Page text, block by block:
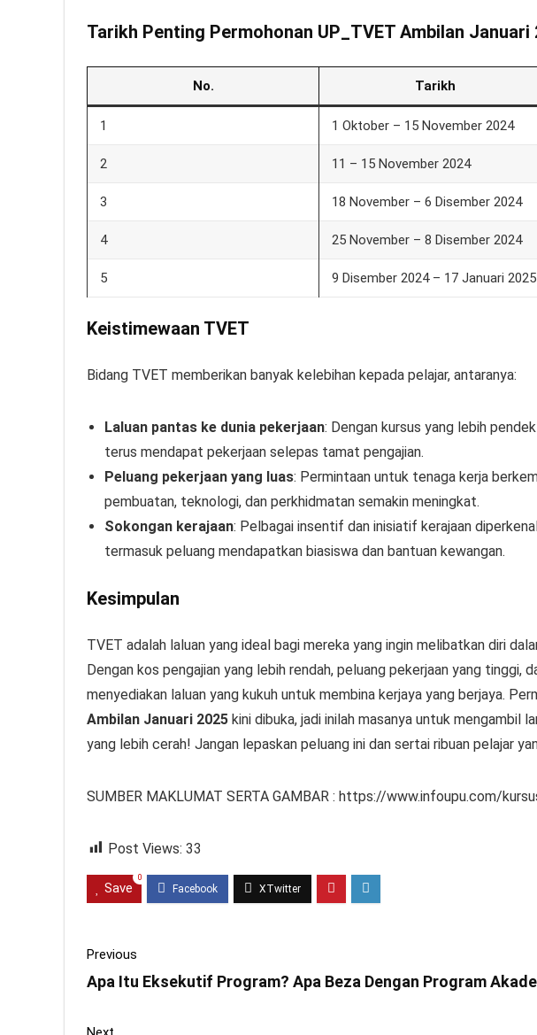
Tarikh Penting Permohonan UP_TVET Ambilan Januari
No. Tarikh
1 1 Oktober – 15 November 2024
2 11 – 15 November 2024
3 18 November – 6 Disember 2024
4 25 November – 8 Disember 2024
5 9 Disember 2024 – 17 Januari 2025
Keistimewaan TVET
Bidang TVET memberikan banyak kelebihan kepada pelajar, antaranya:
Laluan pantas ke dunia pekerjaan: Dengan kursus yang lebih
terus mendapat pekerjaan selepas tamat pengajian.
Peluang pekerjaan yang luas: Permintaan untuk tenaga kerja
pembuatan, teknologi, dan perkhidmatan semakin meningkat.
Sokongan kerajaan: Pelbagai insentif dan inisiatif kerajaan
termasuk peluang mendapatkan biasiswa dan bantuan kewangan.
Kesimpulan
TVET adalah laluan yang ideal bagi mereka yang ingin melibatkan diri
Dengan kos pengajian yang lebih rendah, peluang pekerjaan yang tinggi,
menyediakan laluan yang kukuh untuk membina kerjaya yang berjaya.
Ambilan Januari 2025 kini dibuka, jadi inilah masanya untuk mengambil
yang lebih cerah! Jangan lepaskan peluang ini dan sertai ribuan pelajar
SUMBER MAKLUMAT SERTA GAMBAR : https://www.infoupu.com/
Post Views: 33
Save
0
Previous
Apa Itu Eksekutif Program? Apa Beza Dengan Program